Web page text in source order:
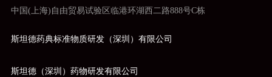
中国(上海)自由贸易试验区临港环湖西二路888号C栋
斯坦德药典标准物质研发（深圳）有限公司
斯坦德（深圳）药物研发有限公司